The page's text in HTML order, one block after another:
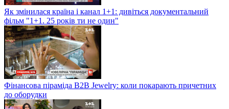
Як змінилася країна і канал 1+1: дивіться документальний
фільм "1+1. 25 років ти не один"
Фінансова піраміда B2B Jewelry: коли покарають причетних
до оборудки